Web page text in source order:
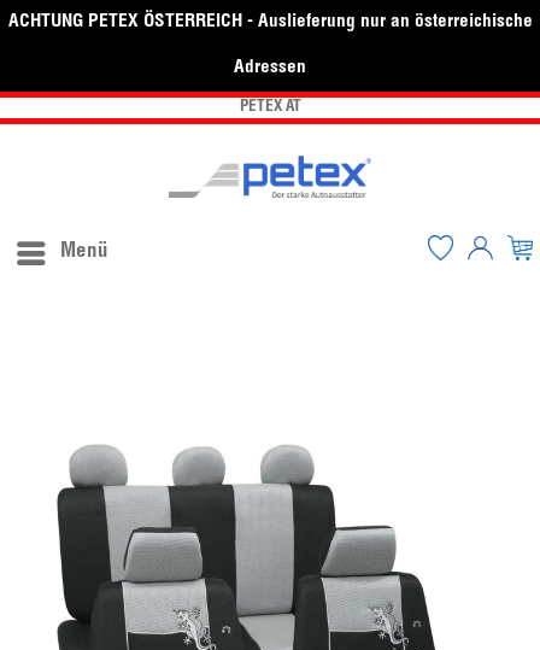
ACHTUNG PETEX ÖSTERREICH - Auslieferung nur an österreichische
Adressen
PETEX AT
Menü